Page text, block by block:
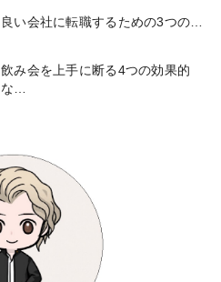
良い会社に転職するための3つの…
飲み会を上手に断る4つの効果的
な…